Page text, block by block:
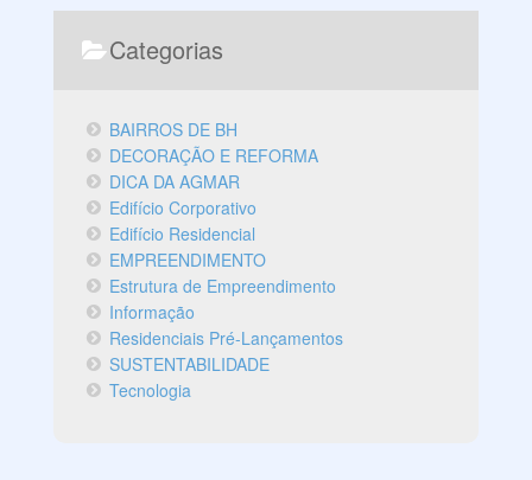
Categorias
BAIRROS DE BH
DECORAÇÃO E REFORMA
DICA DA AGMAR
Edifício Corporativo
Edifício Residencial
EMPREENDIMENTO
Estrutura de Empreendimento
Informação
Residenciais Pré-Lançamentos
SUSTENTABILIDADE
Tecnologia